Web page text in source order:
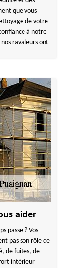
que vous
de votre
à notre
ravaleurs ont
aider
passe ? Vos
pas son rôle de
de fuites, de
intérieur